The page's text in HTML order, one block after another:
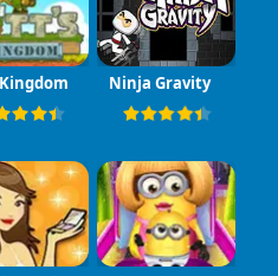
Ninja Gravity